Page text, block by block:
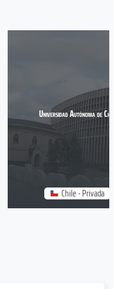
Chile - Privada
Universidad Autónoma de